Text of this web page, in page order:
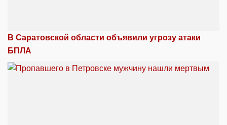
В Саратовской области объявили угрозу атаки
БПЛА